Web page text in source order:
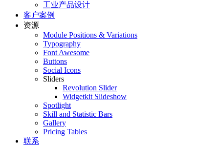
工业产品设计
客户案例
资源
Module Positions & Variations
Typography
Font Awesome
Buttons
Social Icons
Sliders
Revolution Slider
Widgetkit Slideshow
Spotlight
Skill and Statistic Bars
Gallery
Pricing Tables
联系